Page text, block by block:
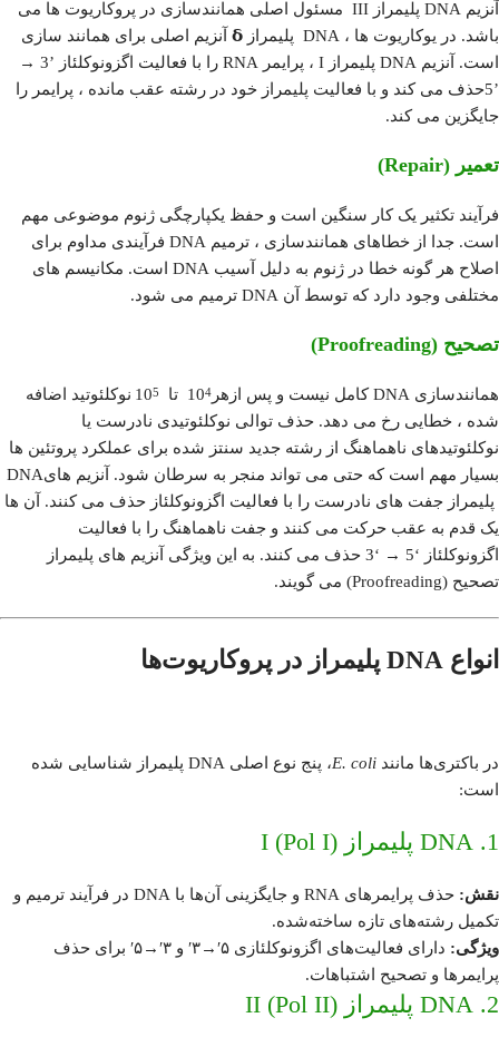
آنزیم DNA پلیمراز III مسئول اصلی همانندسازی در پروکاریوت ها می
باشد. در یوکاریوت ها ، DNA پلیمراز 𝝳 آنزیم اصلی برای همانند سازی
است. آنزیم DNA پلیمراز I ، پرایمر RNA را با فعالیت اگزونوکلئاز ’3 →
’5حذف می کند و با فعالیت پلیمراز خود در رشته عقب مانده ، پرایمر را
جایگزین می کند.
تعمیر (Repair
)
فرآیند تکثیر یک کار سنگین است و حفظ یکپارچگی ژنوم موضوعی مهم
است. جدا از خطاهای همانندسازی ، ترمیم DNA فرآیندی مداوم برای
اصلاح هر گونه خطا در ژنوم به دلیل آسیب DNA است. مکانیسم های
مختلفی وجود دارد که توسط آن DNA ترمیم می شود.
تصحیح (Proofreading
)
همانندسازی DNA کامل نیست و پس ازهر10 4 تا 10 5
نوکلئوتید اضافه
شده ، خطایی رخ می دهد. حذف توالی نوکلئوتیدی نادرست یا
نوکلئوتیدهای ناهماهنگ از رشته جدید سنتز شده برای عملکرد پروتئین ها
بسیار مهم است که حتی می تواند منجر به سرطان شود. آنزیم هایDNA
پلیمراز جفت های نادرست را با فعالیت اگزونوکلئاز حذف می کنند. آن ها
یک قدم به عقب حرکت می کنند و جفت ناهماهنگ را با فعالیت
اگزونوکلئاز ‘5 → ‘3 حذف می کنند. به این ویژگی آنزیم های پلیمراز
تصحیح (Proofreading) می گویند.
انواع DNA پلیمراز در پروکاریوت‌ها
در باکتری‌ها مانند E. coli
، پنج نوع اصلی DNA پلیمراز شناسایی شده
است:
1. DNA پلیمراز I (Pol I)
نقش:
حذف پرایمرهای RNA و جایگزینی آن‌ها با DNA در فرآیند ترمیم و
تکمیل رشته‌های تازه ساخته‌شده.
ویژگی:
دارای فعالیت‌های اگزونوکلئازی ۵′→۳′ و ۳′→۵′ برای حذف
پرایمرها و تصحیح اشتباهات.
2. DNA پلیمراز II (Pol II)